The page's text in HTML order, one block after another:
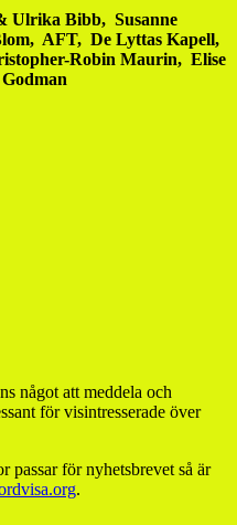
Ulrika Bibb, Susanne
AFT, De Lyttas Kapell,
Robin Maurin, Elise
något att meddela och
för visintresserade över
passar för nyhetsbrevet så är
.